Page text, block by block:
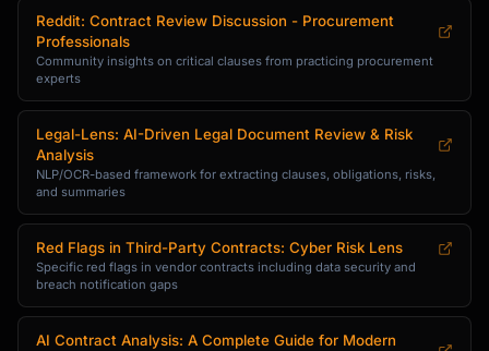
Reddit: Contract Review Discussion - Procurement
Professionals
Community insights on critical clauses from practicing procurement
experts
Legal-Lens: AI-Driven Legal Document Review & Risk
Analysis
NLP/OCR-based framework for extracting clauses, obligations, risks,
and summaries
Red Flags in Third-Party Contracts: Cyber Risk Lens
Specific red flags in vendor contracts including data security and
breach notification gaps
AI Contract Analysis: A Complete Guide for Modern